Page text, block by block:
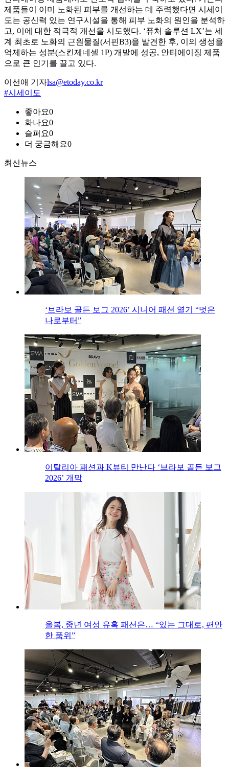
제품들이 이미 노화된 피부를 개선하는 데 주력했다면 시세이
도는 공신력 있는 연구시설을 통해 피부 노화의 원인을 분석하
고, 이에 대한 적극적 개선을 시도했다. ‘퓨처 솔루션 LX’는 세
계 최초로 노화의 근원물질(서핀B3)을 발견한 후, 이의 생성을
억제하는 성분(스킨제네셀 1P) 개발에 성공, 안티에이징 제품
으로 큰 인기를 끌고 있다.
이선애 기자lsa@etoday.co.kr
#시세이도
좋아요0
화나요0
슬퍼요0
더 궁금해요0
최신뉴스
‘브라보 골든 보그 2026’ 시니어 패션 열기 “멋은
나로부터”
이탈리아 패션과 K뷰티 만난다 ‘브라보 골든 보그
2026’ 개막
올봄, 중년 여성 유혹 패션은… “있는 그대로, 편안
한 품위”